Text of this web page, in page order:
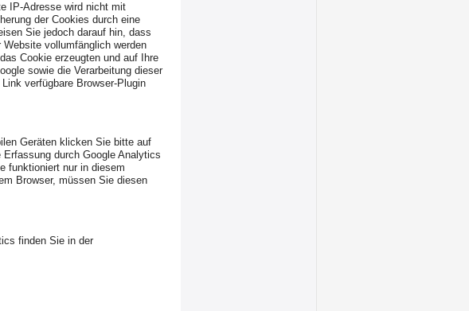
IP-Adresse wird nicht mit
der Cookies durch eine
Sie jedoch darauf hin, dass
vollumfänglich werden
Cookie erzeugten und auf Ihre
sowie die Verarbeitung dieser
verfügbare Browser-Plugin
Geräten klicken Sie bitte auf
durch Google Analytics
funktioniert nur in diesem
Browser, müssen Sie diesen
finden Sie in der